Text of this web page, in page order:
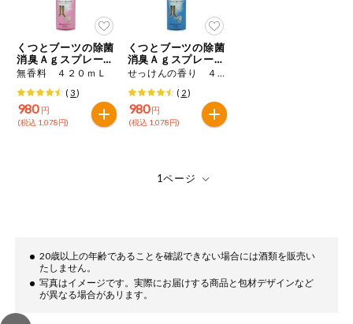
組合員さんの
リクエスト
よりすぐり
オーガニック
アレルゲン対
応
エシカル
くつとブーツの除菌
消臭Ａｇスプレー徳
用
無香料 ４２０ｍＬ
(3)
980 円
(税込 1,078円)
くつとブーツの除菌
消臭Ａｇスプレー徳
用
せっけんの香り ４２０ｍＬ
( 2)
980 円
(税込 1,078円)
20歳以上の年齢であることを確認できない場合には酒類を販売い
たしません。
写真はイメージです。実際にお届けする商品と包材デザインなど
が異なる場合があリます。